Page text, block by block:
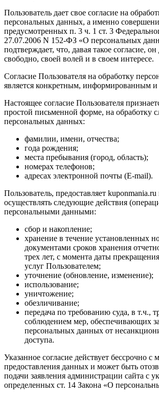
Пользователь дает свое согласие на
персональных данных, а именно
предусмотренных п. 3 ч. 1 ст. 3
27.07.2006 N 152-ФЗ «О персональных
подтверждает, что, давая такое согласие, он
свободно, своей волей и в своем интересе.
Согласие Пользователя на обработку
является конкретным, информированным и
Настоящее согласие Пользователя
простой письменной форме, на обработку
персональных данных:
фамилии, имени, отчества;
года рождения;
места пребывания (город, область);
номерах телефонов;
адресах электронной почты (E-mail).
Пользователь, предоставляет kuponmania.ru
осуществлять следующие действия
персональными данными:
сбор и накопление;
хранение в течение установленных
документами сроков хранения
трех лет, с момента даты
услуг Пользователем;
уточнение (обновление, изменение);
использование;
уничтожение;
обезличивание;
передача по требованию суда, в т.ч.,
соблюдением мер, обеспечивающих
персональных данных от
доступа.
Указанное согласие действует бессрочно с
предоставления данных и может быть
подачи заявления администрации сайта с
определенных ст. 14 Закона «О